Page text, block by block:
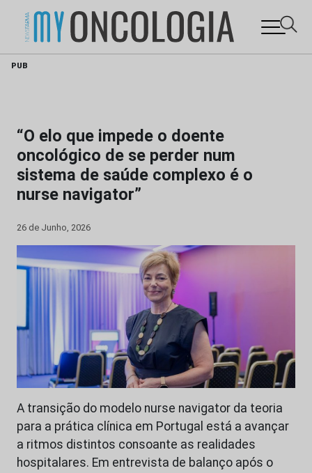
Skip
PUB
“O elo que impede o doente
oncológico de se perder num
sistema de saúde complexo é o
nurse navigator”
26 de Junho, 2026
A transição do modelo nurse navigator da teoria
para a prática clínica em Portugal está a avançar
a ritmos distintos consoante as realidades
hospitalares. Em entrevista de balanço após o